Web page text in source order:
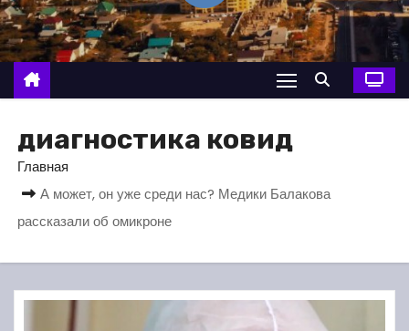
о
м
у
диагностика ковид
Главная
А может, он уже среди нас? Медики Балакова
рассказали об омикроне